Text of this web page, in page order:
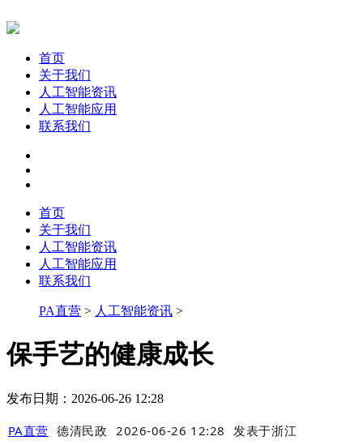
首页
关于我们
人工智能资讯
人工智能应用
联系我们
首页
关于我们
人工智能资讯
人工智能应用
联系我们
PA直营 > 人工智能资讯 >
保手艺的健康成长
发布日期：2026-06-26 12:28
PA直营 德清民政 2026-06-26 12:28 发表于浙江